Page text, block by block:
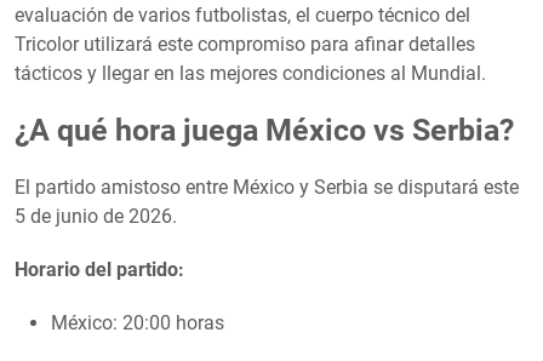
evaluación de varios futbolistas, el cuerpo técnico del
Tricolor utilizará este compromiso para afinar detalles
tácticos y llegar en las mejores condiciones al Mundial.
¿A qué hora juega México vs Serbia?
El partido amistoso entre México y Serbia se disputará este
5 de junio de 2026.
Horario del partido:
México: 20:00 horas